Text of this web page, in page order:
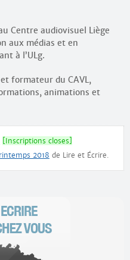
Centre audio­visuel Liège
aux médias et en
à l’ULg.
formateur du CAVL,
animations et
[Inscriptions closes]
2018 de Lire et Écrire.